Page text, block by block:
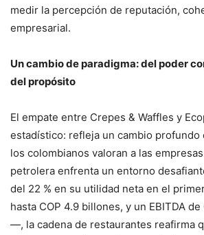
medir la percepción de reputación,
empresarial.
Un cambio de paradigma: del poder
del propósito
El empate entre Crepes & Waffles y
estadístico: refleja un cambio profundo
los colombianos valoran a las
petrolera enfrenta un entorno
del 22 % en su utilidad neta en el
hasta COP 4.9 billones, y un EBITDA
—, la cadena de restaurantes reafirma